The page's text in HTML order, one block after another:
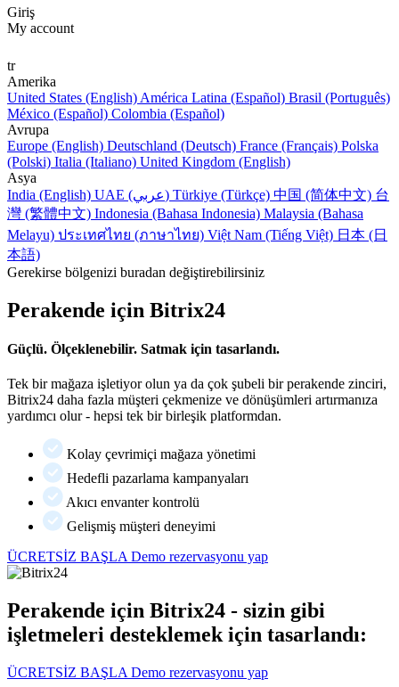
Giriş
My account
tr
Amerika
United States (English) América Latina (Español) Brasil (Português)
México (Español) Colombia (Español)
Avrupa
Europe (English) Deutschland (Deutsch) France (Français) Polska
(Polski) Italia (Italiano) United Kingdom (English)
Asya
India (English)
UAE (عربي) Türkiye (Türkçe) 中国 (简体中文) 台
灣 (繁體中文) Indonesia (Bahasa Indonesia) Malaysia (Bahasa
Melayu) ประเทศไทย (ภาษาไทย) Việt Nam (Tiếng Việt) 日本 (日
本語)
Gerekirse bölgenizi buradan değiştirebilirsiniz
Perakende için Bitrix24
Güçlü. Ölçeklenebilir. Satmak için tasarlandı.
Tek bir mağaza işletiyor olun ya da çok şubeli bir perakende zinciri,
Bitrix24 daha fazla müşteri çekmenize ve dönüşümleri artırmanıza
yardımcı olur - hepsi tek bir birleşik platformdan.
Kolay çevrimiçi mağaza yönetimi
Hedefli pazarlama kampanyaları
Akıcı envanter kontrolü
Gelişmiş müşteri deneyimi
ÜCRETSİZ BAŞLADemo rezervasyonu yap
Perakende için Bitrix24 - sizin gibi
işletmeleri desteklemek için tasarlandı:
ÜCRETSİZ BAŞLA Demo rezervasyonu yap